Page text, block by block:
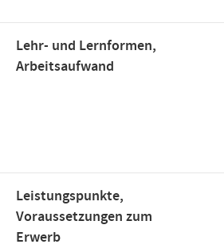
Lehr- und Lernformen,
Arbeitsaufwand
Leistungspunkte,
Voraussetzungen zum
Erwerb